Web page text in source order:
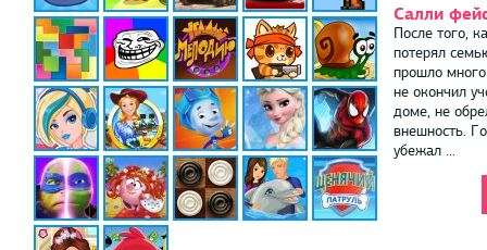
Салли
После того,
потерял
прошло
не окончил
доме, не
внешность.
убежал ...